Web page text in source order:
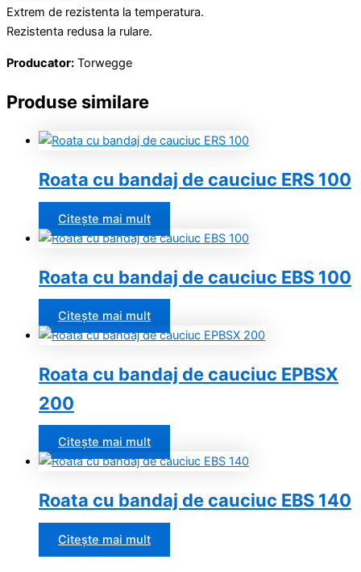
Extrem de rezistenta la temperatura.
Rezistenta redusa la rulare.
Producator: Torwegge
Produse similare
Roata cu bandaj de cauciuc ERS 100
Citește mai mult
Roata cu bandaj de cauciuc EBS 100
Citește mai mult
Roata cu bandaj de cauciuc EPBSX
200
Citește mai mult
Roata cu bandaj de cauciuc EBS 140
Citește mai mult